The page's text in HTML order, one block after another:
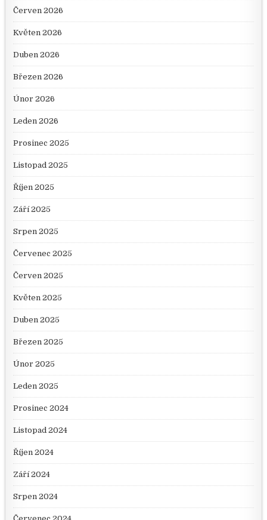
Červen 2026
Květen 2026
Duben 2026
Březen 2026
Únor 2026
Leden 2026
Prosinec 2025
Listopad 2025
Říjen 2025
Září 2025
Srpen 2025
Červenec 2025
Červen 2025
Květen 2025
Duben 2025
Březen 2025
Únor 2025
Leden 2025
Prosinec 2024
Listopad 2024
Říjen 2024
Září 2024
Srpen 2024